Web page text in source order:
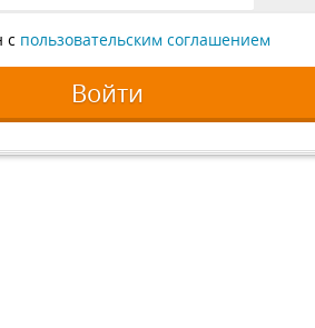
с пользовательским соглашением
Войти